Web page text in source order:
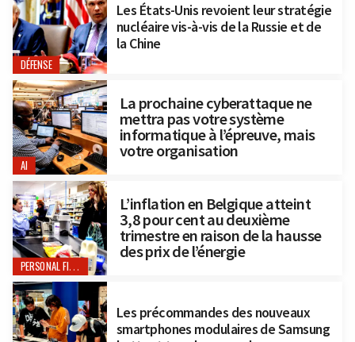
DÉFENSE
Les États-Unis revoient leur stratégie
nucléaire vis-à-vis de la Russie et de
la Chine
AI
La prochaine cyberattaque ne
mettra pas votre système
informatique à l’épreuve, mais
votre organisation
PERSONAL FINANCE
L’inflation en Belgique atteint
3,8 pour cent au deuxième
trimestre en raison de la hausse
des prix de l’énergie
Les précommandes des nouveaux
smartphones modulaires de Samsung